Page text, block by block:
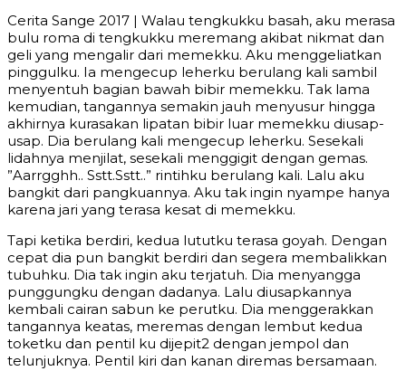
Cerita Sange 2017 | Walau tengkukku basah, aku merasa
bulu roma di tengkukku meremang akibat nikmat dan
geli yang mengalir dari memekku. Aku menggeliatkan
pinggulku. Ia mengecup leherku berulang kali sambil
menyentuh bagian bawah bibir memekku. Tak lama
kemudian, tangannya semakin jauh menyusur hingga
akhirnya kurasakan lipatan bibir luar memekku diusap-
usap. Dia berulang kali mengecup leherku. Sesekali
lidahnya menjilat, sesekali menggigit dengan gemas.
”Aarrgghh.. Sstt.Sstt..” rintihku berulang kali. Lalu aku
bangkit dari pangkuannya. Aku tak ingin nyampe hanya
karena jari yang terasa kesat di memekku.
Tapi ketika berdiri, kedua lututku terasa goyah. Dengan
cepat dia pun bangkit berdiri dan segera membalikkan
tubuhku. Dia tak ingin aku terjatuh. Dia menyangga
punggungku dengan dadanya. Lalu diusapkannya
kembali cairan sabun ke perutku. Dia menggerakkan
tangannya keatas, meremas dengan lembut kedua
toketku dan pentil ku dijepit2 dengan jempol dan
telunjuknya. Pentil kiri dan kanan diremas bersamaan.